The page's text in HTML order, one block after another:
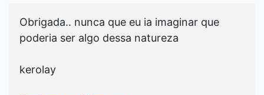
Obrigada.. nunca que eu ia imaginar que
poderia ser algo dessa natureza
kerolay